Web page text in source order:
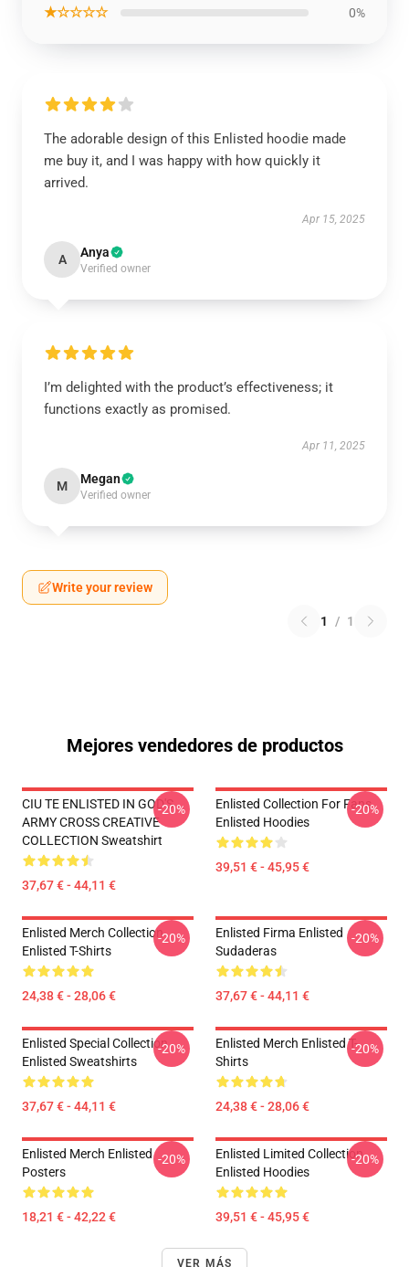
★☆☆☆☆ 0%
The adorable design of this Enlisted hoodie made
me buy it, and I was happy with how quickly it
arrived.
Apr 15, 2025
A Anya
Verified owner
I’m delighted with the product’s effectiveness; it
functions exactly as promised.
Apr 11, 2025
M Megan
Verified owner
Write your review
1 / 1
Mejores vendedores de productos
CIU TE ENLISTED IN GOD'S
ARMY CROSS CREATIVE
COLLECTION Sweatshirt
37,67 € - 44,11 €
-20%
Enlisted Collection For Fans
Enlisted Hoodies
39,51 € - 45,95 €
-20%
Enlisted Merch Collection
Enlisted T-Shirts
24,38 € - 28,06 €
-20%
Enlisted Firma Enlisted
Sudaderas
37,67 € - 44,11 €
-20%
Enlisted Special Collection
Enlisted Sweatshirts
37,67 € - 44,11 €
-20%
Enlisted Merch Enlisted T-
Shirts
24,38 € - 28,06 €
-20%
Enlisted Merch Enlisted
Posters
18,21 € - 42,22 €
-20%
Enlisted Limited Collection
Enlisted Hoodies
39,51 € - 45,95 €
-20%
VER MÁS